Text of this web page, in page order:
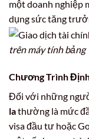
một doanh nghiệp
dụng sức tăng
trên máy tính bảng
Chương Trình
Đối với những
lathường là mức
visa đầu tư hoặc